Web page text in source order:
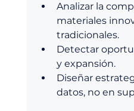
Analizar la
materiales
tradicionales.
Detectar
y expansión.
Diseñar
datos, no en